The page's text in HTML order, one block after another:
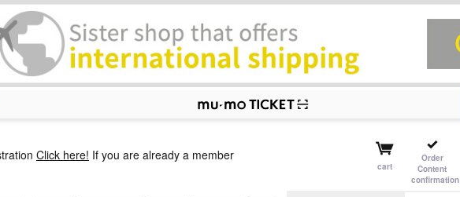
Click here! If you are already a member
cart
Order
Content
confirmation